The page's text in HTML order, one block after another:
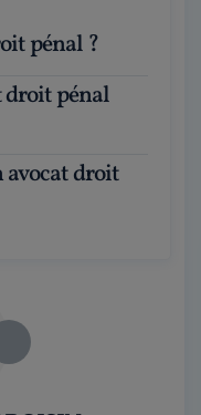
pénal ?